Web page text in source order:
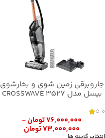
جاروبرقی زمین شوی و بخارشوی
بیسل مدل CROSSWAVE 3527
5.0
۷۶,۰۰۰,۰۰۰تومان –
۷۳,۰۰۰,۰۰۰تومان